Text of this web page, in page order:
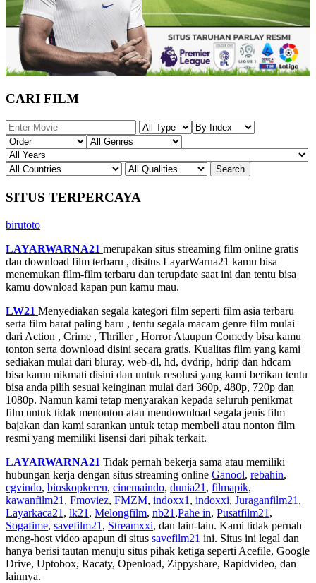
CARI FILM
SITUS TERPERCAYA
birutoto
LAYARWARNA21 merupakan situs streaming film online gratis
dan download film terbaru , disitus LayarWarna21 kamu bisa
menemukan film-film terbaru dan terupdate saat ini dan tentu bisa
kamu download kapan pun kamu mau.
LW21 Menyediakan segala kategori film seperti film asia terbaru
serta film barat paling baru , tentu segala macam genre film mulai
dari Action , Crime , Thriller , Horror Ataupun Comedy bisa kamu
tonton serta download disini secara gratis. Kualitas film yang kami
sediakan mulai dari bluray, web-dl, hd, dvdrip, hdrip dan hdcam
bisa kamu nikmati disini dan untuk resolusi yang kami berikan tentu
bisa anda pilih sesuai keinginan mulai dari 360p, 480p, 720p dan
1080p. Namun kami tetap menyarakan kepada seluruh penikmat
film untuk tidak menonton atau mendownload segala jenis film
bajakan dan kami sarankan untuk tetap membeli atau nonton film
resmi yang memiliki lisensi dari pihak terkait.
LAYARWARNA21 Tidak pernah bekerja sama atau memiliki
hubungan kerja dengan situs streaming online Ganool, rebahin,
cgvindo, bioskopkeren, cinemaindo, dunia21 , filmapik,
kawanfilm21 , Fmoviez, FMZM, indoxx1 , indoxxi, Juraganfilm21 ,
Layarkaca21 , lk21 , Melongfilm, nb21 ,Pahe in, Pusatfilm21 ,
Sogafime, savefilm21 , Streamxxi, dan lain-lain. Kami tidak pernah
meng-host video apapun di situs savefilm21 ini. Situs ini legal dan
hanya berisi tautan menuju situs pihak ketiga seperti Acefile, Google
Drive, Uptobox, Racaty, Openload, Zippyshare, Rapidvideo, dan
lainnya.